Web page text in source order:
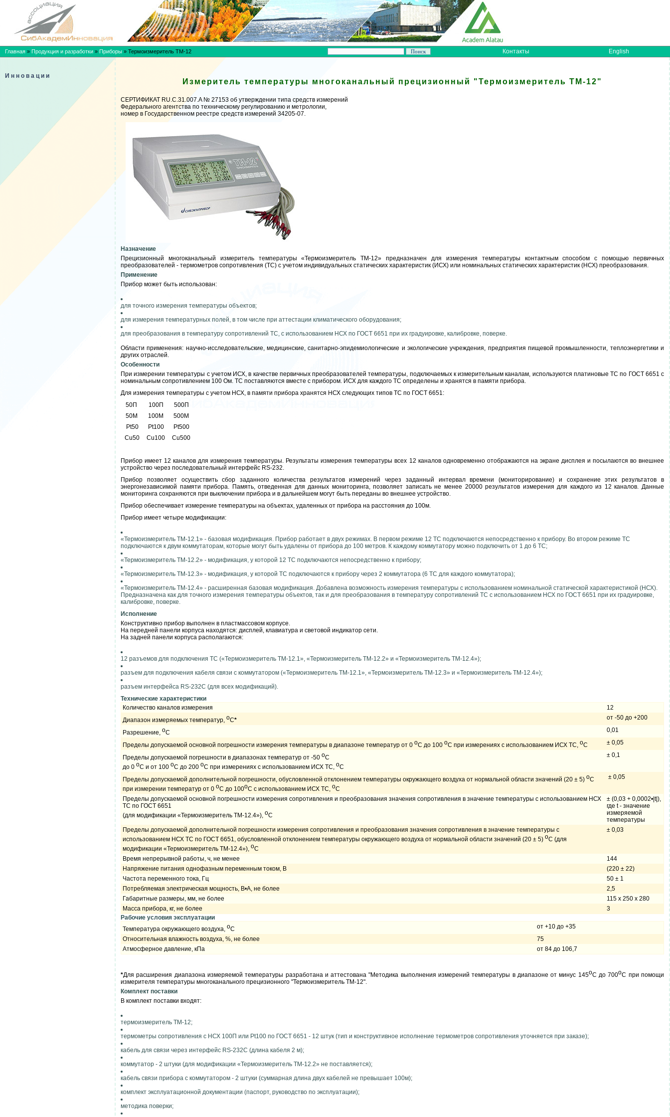
Главная » Продукция и разработки » Приборы » Термоизмеритель ТМ-12 Контакты English
Инновации
Измеритель температуры многоканальный прецизионный "Термоизмеритель ТМ-12"
СЕРТИФИКАТ RU.C.31.007.A № 27153 об утверждении типа средств измерений
Федерального агентства по техническому регулированию и метрологии,
номер в Государственном реестре средств измерений 34205-07.
Назначение
Прецизионный многоканальный измеритель температуры «Термоизмеритель ТМ-12» предназначен для измерения температуры контактным способом с помощью первичных
преобразователей - термометров сопротивления (ТС) с учетом индивидуальных статических характеристик (ИСХ) или номинальных статических характеристик (НСХ) преобразования.
Применение
Прибор может быть использован:
для точного измерения температуры объектов;
для измерения температурных полей, в том числе при аттестации климатического оборудования;
для преобразования в температуру сопротивлений ТС, с использованием НСХ по ГОСТ 6651 при их градуировке, калибровке, поверке.
Области применения: научно-исследовательские, медицинские, санитарно-эпидемиологические и экологические учреждения, предприятия пищевой промышленности, теплоэнергетики и
других отраслей.
Особенности
При измерении температуры с учетом ИСХ, в качестве первичных преобразователей температуры, подключаемых к измерительным каналам, используются платиновые ТС по ГОСТ 6651 с
номинальным сопротивлением 100 Ом. ТС поставляются вместе с прибором. ИСХ для каждого ТС определены и хранятся в памяти прибора.
Для измерения температуры с учетом НСХ, в памяти прибора хранятся НСХ следующих типов ТС по ГОСТ 6651:
50П
100П
500П
50M
100M
500M
Pt50
Pt100
Pt500
Cu50
Cu100 Cu500
Прибор имеет 12 каналов для измерения температуры. Результаты измерения температуры всех 12 каналов одновременно отображаются на экране дисплея и посылаются во внешнее
устройство через последовательный интерфейс RS-232.
Прибор позволяет осуществить сбор заданного количества результатов измерений через заданный интервал времени (мониторирование) и сохранение этих результатов в
энергонезависимой памяти прибора. Память, отведенная для данных мониторинга, позволяет записать не менее 20000 результатов измерения для каждого из 12 каналов. Данные
мониторинга сохраняются при выключении прибора и в дальнейшем могут быть переданы во внешнее устройство.
Прибор обеспечивает измерение температуры на объектах, удаленных от прибора на расстояния до 100м.
Прибор имеет четыре модификации:
«Термоизмеритель ТМ-12.1» - базовая модификация. Прибор работает в двух режимах. В первом режиме 12 ТС подключаются непосредственно к прибору. Во втором режиме ТС
подключаются к двум коммутаторам, которые могут быть удалены от прибора до 100 метров. К каждому коммутатору можно подключить от 1 до 6 ТС;
«Термоизмеритель ТМ-12.2» - модификация, у которой 12 ТС подключаются непосредственно к прибору;
«Термоизмеритель ТМ-12.3» - модификация, у которой ТС подключаются к прибору через 2 коммутатора (6 ТС для каждого коммутатора);
«Термоизмеритель ТМ-12.4» - расширенная базовая модификация. Добавлена возможность измерения температуры с использованием номинальной статической характеристикой (НСХ).
Предназначена как для точного измерения температуры объектов, так и для преобразования в температуру сопротивлений ТС с использованием НСХ по ГОСТ 6651 при их градуировке,
калибровке, поверке.
Исполнение
Конструктивно прибор выполнен в пластмассовом корпусе.
На передней панели корпуса находятся: дисплей, клавиатура и световой индикатор сети.
На задней панели корпуса располагаются:
12 разъемов для подключения ТС («Термоизмеритель ТМ-12.1», «Термоизмеритель ТМ-12.2» и «Термоизмеритель ТМ-12.4»);
разъем для подключения кабеля связи с коммутатором («Термоизмеритель ТМ-12.1», «Термоизмеритель ТМ-12.3» и «Термоизмеритель ТМ-12.4»);
разъем интерфейса RS-232C (для всех модификаций).
Технические характеристики
Количество каналов измерения
12
Диапазон измеряемых температур, oС* от -50 до +200
Разрешение, oС 0,01
Пределы допускаемой основной погрешности измерения температуры в диапазоне температур от 0 oС до 100 oС при измерениях с использованием ИСХ ТС, oС ± 0,05
Пределы допускаемой погрешности в диапазонах температур от -50 oС
до 0 oС и от 100 oС до 200 oС при измерениях с использованием ИСХ ТС, oС
± 0,1
Пределы допускаемой дополнительной погрешности, обусловленной отклонением температуры окружающего воздуха от нормальной области значений (20 ± 5) oС
при измерении температур от 0 oС до 100oС с использованием ИСХ ТС, oС
± 0,05
Пределы допускаемой основной погрешности измерения сопротивления и преобразования значения сопротивления в значение температуры с использованием НСХ
ТС по ГОСТ 6651
(для модификации «Термоизмеритель ТМ-12.4»), oС
± (0,03 + 0,0002•|t|),
где t - значение
измеряемой
температуры
Пределы допускаемой дополнительной погрешности измерения сопротивления и преобразования значения сопротивления в значение температуры с
использованием НСХ ТС по ГОСТ 6651, обусловленной отклонением температуры окружающего воздуха от нормальной области значений (20 ± 5) oС (для
модификации «Термоизмеритель ТМ-12.4»), oС
± 0,03
Время непрерывной работы, ч, не менее
144
Напряжение питания однофазным переменным током, В
(220 ± 22)
Частота переменного тока, Гц
50 ± 1
Потребляемая электрическая мощность, В•А, не более
2,5
Габаритные размеры, мм, не более
115 х 250 х 280
Масса прибора, кг, не более
3
Рабочие условия эксплуатации
Температура окружающего воздуха, оС
от +10 до +35
Относительная влажность воздуха, %, не более
75
Атмосферное давление, кПа
от 84 до 106,7
*Для расширения диапазона измеряемой температуры разработана и аттестована "Методика выполнения измерений температуры в диапазоне от минус 145оС до 700оС при помощи
измерителя температуры многоканального прецизионного "Термоизмеритель ТМ-12".
Комплект поставки
В комплект поставки входят:
термоизмеритель ТМ-12;
термометры сопротивления с НСХ 100П или Pt100 по ГОСТ 6651 - 12 штук (тип и конструктивное исполнение термометров сопротивления уточняется при заказе);
кабель для связи через интерфейс RS-232C (длина кабеля 2 м);
коммутатор - 2 штуки (для модификации «Термоизмеритель ТМ-12.2» не поставляется);
кабель связи прибора с коммутатором - 2 штуки (суммарная длина двух кабелей не превышает 100м);
комплект эксплуатационной документации (паспорт, руководство по эксплуатации);
методика поверки;